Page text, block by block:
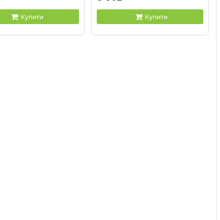
Купити
Артикул: AH207921
Купити